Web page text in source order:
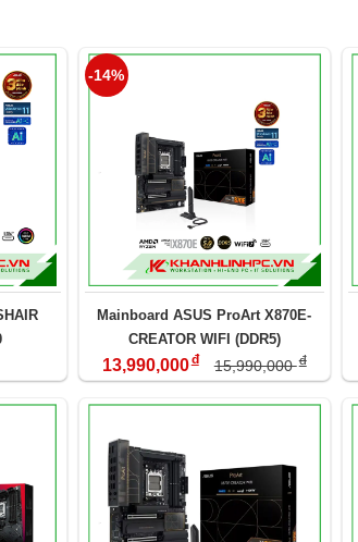
-14%
Mainboard ASUS ProArt X870E-
CREATOR WIFI (DDR5)
13,990,000đ 15,990,000đ